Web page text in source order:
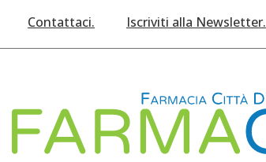
principale
Contattaci. Iscriviti alla Newsletter.